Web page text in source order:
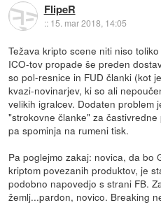
FlipeR
:: 15. mar 2018, 14:05
Težava kripto scene niti niso
ICO-tov propade še preden
so pol-resnice in FUD članki (kot
kvazi-novinarjev, ki so ali
velikih igralcev. Dodaten problem
"strokovne članke" za
pa spominja na rumeni tisk.
Pa poglejmo zakaj: novica, da bo
kriptom povezanih produktov, je
podobno napovedjo s strani FB.
žemlj...pardon, novico. Breaking